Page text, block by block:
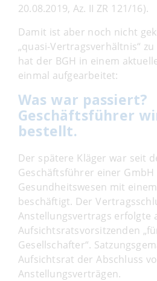
20.08.2019, Az. II ZR 121/16).
Damit ist aber noch nicht
„quasi-Vertragsverhältnis“
hat der BGH in einem
einmal aufgearbeitet:
Was war passiert?
Geschäftsführer
bestellt.
Der spätere Kläger war seit
Geschäftsführer einer GmbH
Gesundheitswesen mit
beschäftigt. Der
Anstellungsvertrags erfolgte
Aufsichtsratsvorsitzenden
Gesellschafter“.
Aufsichtsrat der Abschluss
Anstellungsverträgen.